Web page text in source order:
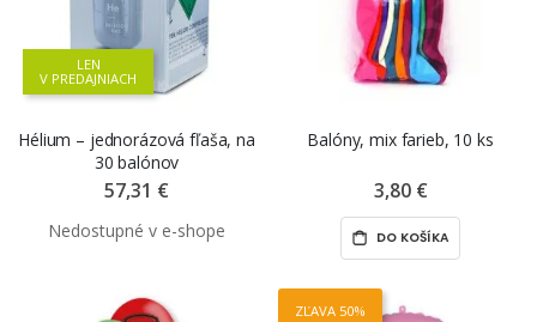
LEN
V PREDAJNIACH
Hélium – jednorázová fľaša, na
30 balónov
57,31 €
Balóny, mix farieb, 10 ks
3,80 €
DO KOŠÍKA
ZĽAVA 50%